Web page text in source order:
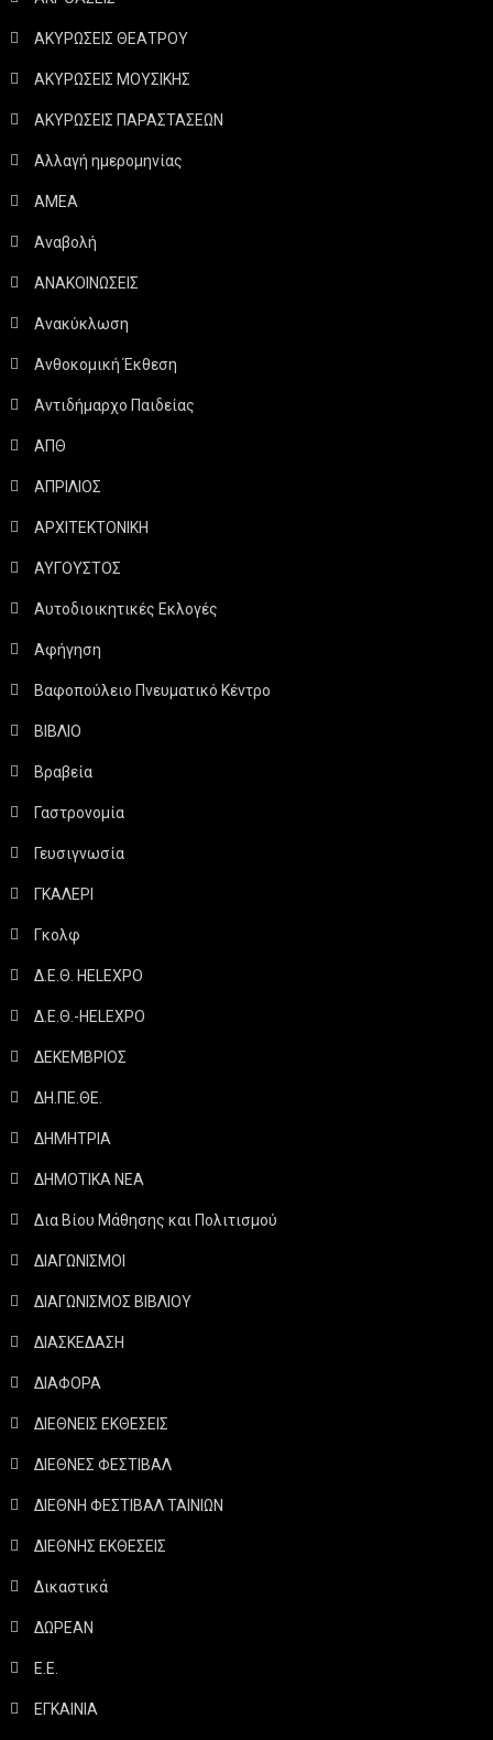
ΑΚΥΡΩΣΕΙΣ ΘΕΑΤΡΟΥ
ΑΚΥΡΩΣΕΙΣ ΜΟΥΣΙΚΗΣ
ΑΚΥΡΩΣΕΙΣ ΠΑΡΑΣΤΑΣΕΩΝ
Αλλαγή ημερομηνίας
ΑΜΕΑ
Αναβολή
ΑΝΑΚΟΙΝΩΣΕΙΣ
Ανακύκλωση
Ανθοκομική Έκθεση
Αντιδήμαρχο Παιδείας
ΑΠΘ
ΑΠΡΙΛΙΟΣ
ΑΡΧΙΤΕΚΤΟΝΙΚΗ
ΑΥΓΟΥΣΤΟΣ
Αυτοδιοικητικές Εκλογές
Αφήγηση
Βαφοπούλειο Πνευματικό Κέντρο
ΒΙΒΛΙΟ
Βραβεία
Γαστρονομία
Γευσιγνωσία
ΓΚΑΛΕΡΙ
Γκολφ
Δ.Ε.Θ. HELEXPO
Δ.Ε.Θ.-HELEXPO
ΔΕΚΕΜΒΡΙΟΣ
ΔΗ.ΠΕ.ΘΕ.
ΔΗΜΗΤΡΙΑ
ΔΗΜΟΤΙΚΑ ΝΕΑ
Δια Βίου Μάθησης και Πολιτισμού
ΔΙΑΓΩΝΙΣΜΟΙ
ΔΙΑΓΩΝΙΣΜΟΣ ΒΙΒΛΙΟΥ
ΔΙΑΣΚΕΔΑΣΗ
ΔΙΑΦΟΡΑ
ΔΙΕΘΝΕΙΣ ΕΚΘΕΣΕΙΣ
ΔΙΕΘΝΕΣ ΦΕΣΤΙΒΑΛ
ΔΙΕΘΝΗ ΦΕΣΤΙΒΑΛ ΤΑΙΝΙΩΝ
ΔΙΕΘΝΗΣ ΕΚΘΕΣΕΙΣ
Δικαστικά
ΔΩΡΕΑΝ
Ε.Ε.
ΕΓΚΑΙΝΙΑ